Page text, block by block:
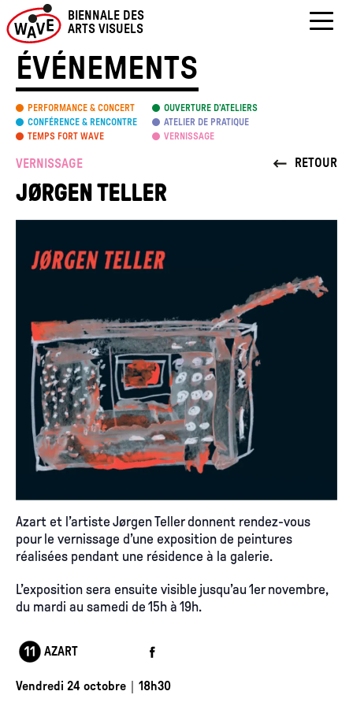
to
content
BIENNALE DES
ARTS VISUELS
ÉVÉNEMENTS
PERFORMANCE & CONCERT
OUVERTURE D’ATELIERS
CONFÉRENCE & RENCONTRE
ATELIER DE PRATIQUE
TEMPS FORT WAVE
VERNISSAGE
VERNISSAGE RETOUR
JØRGEN TELLER
Azart et l’artiste Jørgen Teller donnent rendez-vous
pour le vernissage d’une exposition de peintures
réalisées pendant une résidence à la galerie.
L’exposition sera ensuite visible jusqu’au 1er novembre,
du mardi au samedi de 15h à 19h.
AZART
Vendredi 24 octobre｜18h30